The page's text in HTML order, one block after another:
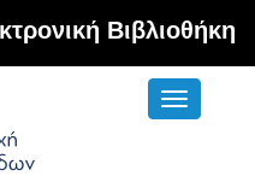
Βιβλιοθήκη
Toggle